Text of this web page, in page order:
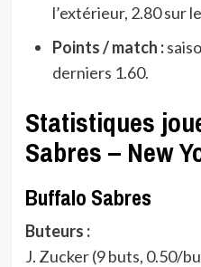
l’extérieur, 2.80 sur
Points / match :
derniers 1.60.
Statistiques
Sabres – New
Buffalo Sabres
Buteurs :
J. Zucker (9 buts, 0.50/